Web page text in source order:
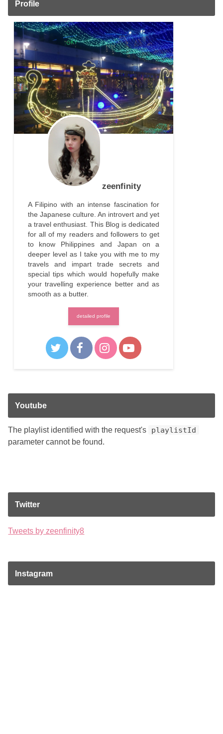
Profile
zeenfinity
A Filipino with an intense fascination for
the Japanese culture. An introvert and yet
a travel enthusiast. This Blog is dedicated
for all of my readers and followers to get
to know Philippines and Japan on a
deeper level as I take you with me to my
travels and impart trade secrets and
special tips which would hopefully make
your travelling experience better and as
smooth as a butter.
detailed profile
Youtube
The playlist identified with the request's playlistId
parameter cannot be found.
Twitter
Tweets by zeenfinity8
Instagram